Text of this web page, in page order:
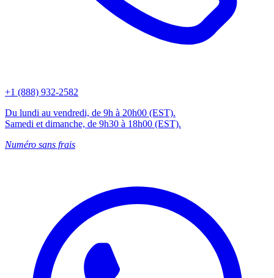
+1 (888) 932-2582
Du lundi au vendredi, de 9h à 20h00 (EST).
Samedi et dimanche, de 9h30 à 18h00 (EST).
Numéro sans frais